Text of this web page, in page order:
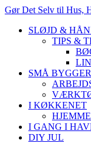
Gør Det Selv til Hus,
SLØJD &
TIPS &
SMÅ
I KØKKENET
I GANG I
DIY JUL